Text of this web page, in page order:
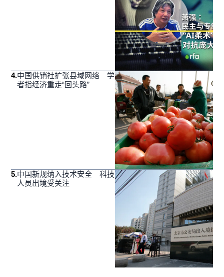
4.中国供销社扩张县域网络 学
者指经济重走“回头路”
5.中国新规纳入技术安全 科技
人员出境受关注